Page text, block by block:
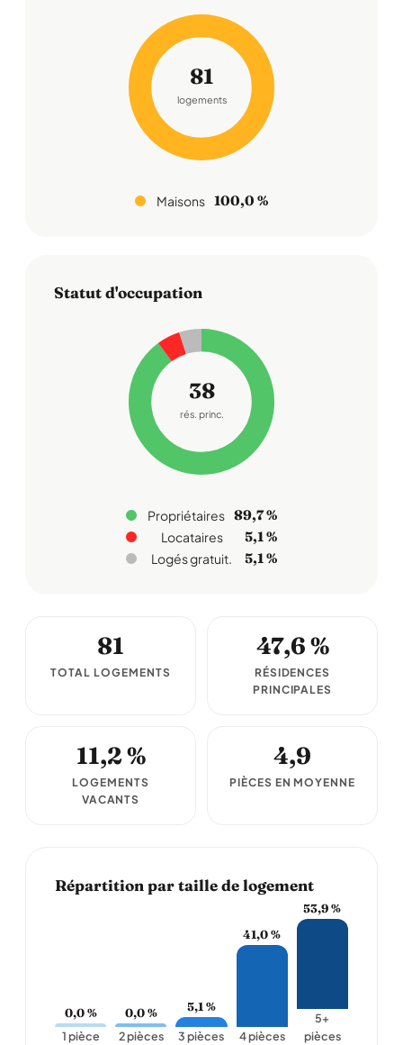
81
logements
Maisons 100,0 %
Statut d'occupation
38
rés. princ.
Propriétaires 89,7 %
Locataires 5,1 %
Logés gratuit. 5,1 %
81
TOTAL LOGEMENTS
47,6 %
RÉSIDENCES
PRINCIPALES
11,2 %
LOGEMENTS
VACANTS
4,9
PIÈCES EN MOYENNE
Répartition par taille de logement
0,0 %
1 pièce
0,0 %
2 pièces
5,1 %
3 pièces
41,0 %
4 pièces
53,9 %
5+
pièces